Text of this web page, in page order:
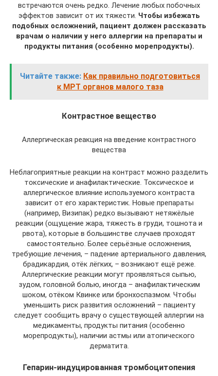
встречаются очень редко. Лечение любых побочных
эффектов зависит от их тяжести. Чтобы избежать
подобных осложнений, пациент должен рассказать
врачам о наличии у него аллергии на препараты и
продукты питания (особенно морепродукты).
Читайте также: Как правильно подготовиться
к МРТ органов малого таза
Контрастное вещество
Аллергическая реакция на введение контрастного
вещества
Неблагоприятные реакции на контраст можно разделить
токсические и анафилактические. Токсическое и
аллергическое влияние используемого контраста
зависит от его характеристик. Новые препараты
(например, Визипак) редко вызывают нетяжёлые
реакции (ощущение жара, тяжесть в груди, тошнота и
рвота), которые в большинстве случаев проходят
самостоятельно. Более серьёзные осложнения,
требующие лечения, – падение артериального давления,
брадикардия, отёк лёгких, – возникают ещё реже.
Аллергические реакции могут проявляться сыпью,
зудом, головной болью, иногда – анафилактическим
шоком, отёком Квинке или бронхоспазмом. Чтобы
уменьшить риск развития осложнений – пациенту
следует сообщить врачу о существующей аллергии на
медикаменты, продукты питания (особенно
морепродукты), наличии астмы или атопического
дерматита.
Гепарин-индуцированная тромбоцитопения